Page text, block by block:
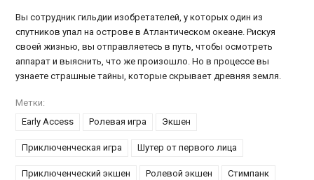
Вы сотрудник гильдии изобретателей, у которых один из
спутников упал на острове в Атлантическом океане. Рискуя
своей жизнью, вы отправляетесь в путь, чтобы осмотреть
аппарат и выяснить, что же произошло. Но в процессе вы
узнаете страшные тайны, которые скрывает древняя земля.
Метки:
Early Access
Ролевая игра Экшен
Приключенческая игра Шутер от первого лица
Приключенческий экшен Ролевой экшен Стимпанк